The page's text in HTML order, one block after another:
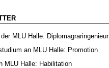
MLU Halle: Diplomagraringenieur
an MLU Halle: Promotion
Halle: Habilitation